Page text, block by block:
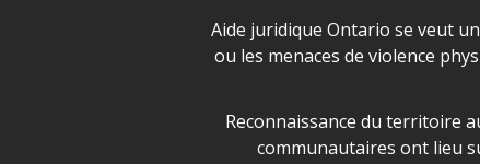
Déclaration sur la sécurité
Aide juridique Ontario se veut
ou les menaces de violence
Legal Aid Ontario land
Reconnaissance du territoire
communautaires ont lieu